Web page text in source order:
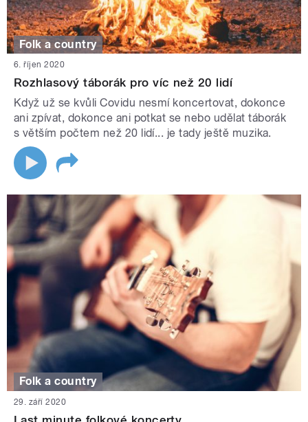
Folk a country
6. říjen 2020
Rozhlasový táborák pro víc než 20 lidí
Když už se kvůli Covidu nesmí koncertovat, dokonce
ani zpívat, dokonce ani potkat se nebo udělat táborák
s větším počtem než 20 lidí... je tady ještě muzika.
Folk a country
29. září 2020